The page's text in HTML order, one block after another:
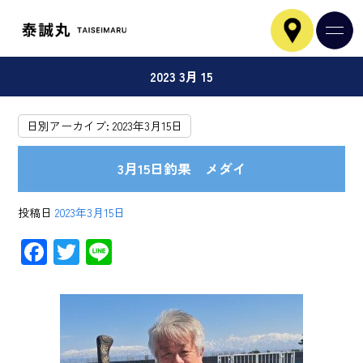
2023 3月 15
日別アーカイブ:2023年3月15日
3月15日釣果 メダイ
投稿日 2023年3月15日
F
e
b
T
tt
er